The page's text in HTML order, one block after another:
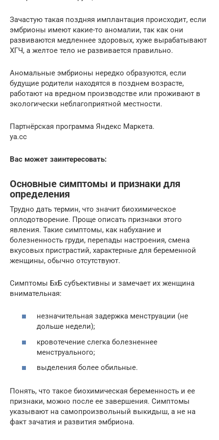
Зачастую такая поздняя имплантация происходит, если
эмбрионы имеют какие-то аномалии, так как они
развиваются медленнее здоровых, хуже вырабатывают
ХГЧ, а желтое тело не развивается правильно.
Аномальные эмбрионы нередко образуются, если
будущие родители находятся в позднем возрасте,
работают на вредном производстве или проживают в
экологически неблагоприятной местности.
Партнёрская программа Яндекс Маркета.
ya.cc
Вас может заинтересовать:
Основные симптомы и признаки для
определения
Трудно дать термин, что значит биохимическое
оплодотворение. Проще описать признаки этого
явления. Такие симптомы, как набухание и
болезненность груди, перепады настроения, смена
вкусовых пристрастий, характерные для беременной
женщины, обычно отсутствуют.
Симптомы БхБ субъективны и замечает их женщина
внимательная:
незначительная задержка менструации (не
дольше недели);
кровотечение слегка болезненнее
менструального;
выделения более обильные.
Понять, что такое биохимическая беременность и ее
признаки, можно после ее завершения. Симптомы
указывают на самопроизвольный выкидыш, а не на
факт зачатия и развития эмбриона.